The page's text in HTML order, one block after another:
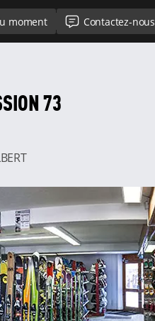
moment Contactez-nous
73